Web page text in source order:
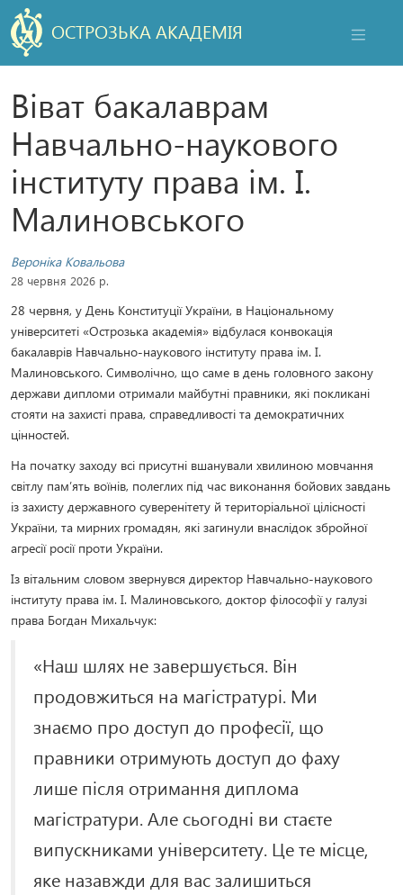
ОСТРОЗЬКА АКАДЕМІЯ
Віват бакалаврам
Навчально-наукового
інституту права ім. І.
Малиновського
Вероніка Ковальова
28 червня 2026 р.
28 червня, у День Конституції України, в Національному
університеті «Острозька академія» відбулася конвокація
бакалаврів Навчально-наукового інституту права ім. І.
Малиновського. Символічно, що саме в день головного закону
держави дипломи отримали майбутні правники, які покликані
стояти на захисті права, справедливості та демократичних
цінностей.
На початку заходу всі присутні вшанували хвилиною мовчання
світлу пам’ять воїнів, полеглих під час виконання бойових завдань
із захисту державного суверенітету й територіальної цілісності
України, та мирних громадян, які загинули внаслідок збройної
агресії росії проти України.
Із вітальним словом звернувся директор Навчально-наукового
інституту права ім. І. Малиновського, доктор філософії у галузі
права Богдан Михальчук:
«Наш шлях не завершується. Він
продовжиться на магістратурі. Ми
знаємо про доступ до професії, що
правники отримують доступ до фаху
лише після отримання диплома
магістратури. Але сьогодні ви стаєте
випускниками університету. Це те місце,
яке назавжди для вас залишиться